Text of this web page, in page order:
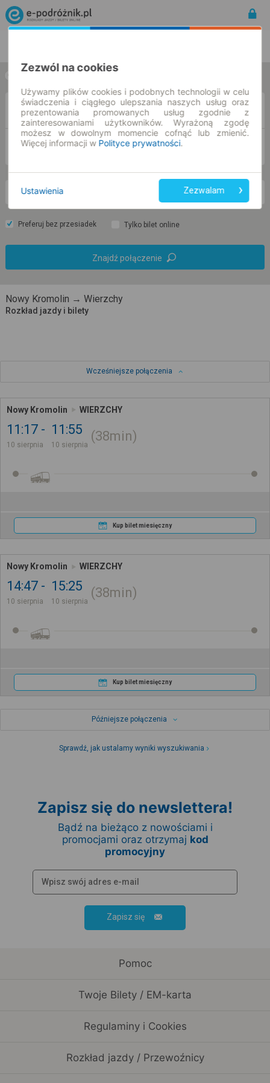
Z
DO
pn. 10 sie.
Preferuj bez przesiadek Tylko bilet online
Znajdź połączenie
Nowy Kromolin → Wierzchy
Rozkład jazdy i bilety
Wcześniejsze połączenia
Nowy Kromolin WIERZCHY
11:17
10 sierpnia
11:55
10 sierpnia
38min
Kup bilet miesięczny
Nowy Kromolin WIERZCHY
14:47
10 sierpnia
15:25
10 sierpnia
38min
Kup bilet miesięczny
Późniejsze połączenia
Sprawdź, jak ustalamy wyniki wyszukiwania
Zapisz się do newslettera!
Bądź na bieżąco z nowościami i
promocjami oraz otrzymaj kod
promocyjny
Zapisz się
Pomoc
Twoje Bilety / EM-karta
Regulaminy i Cookies
Rozkład jazdy / Przewoźnicy
Zezwól na cookies
Używamy plików cookies i podobnych technologii w celu
świadczenia i ciągłego ulepszania naszych usług oraz
prezentowania promowanych usług zgodnie z
zainteresowaniami użytkowników. Wyrażoną zgodę
możesz w dowolnym momencie cofnąć lub zmienić.
Więcej informacji w Polityce prywatności.
Ustawienia Zezwalam